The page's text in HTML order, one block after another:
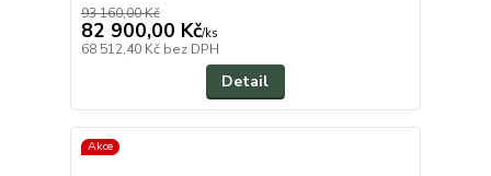
93 160,00 Kč
82 900,00 Kč/ks
68 512,40 Kč bez DPH
Detail
Akce